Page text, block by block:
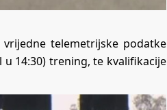
telemetrijske podatke
14:30) trening, te kvalifikacije